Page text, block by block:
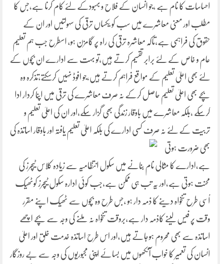
احساسات کا نام ہے ،جو انسان کے فلاح و بہبودکے لئے کام کرنا ہے،جس کا
مطلب اور معنی معاشرے میں سب کو یکساں ترقی کی سہولتیں اور ان کے
حقوق کی فراہمی ہے،تاکہ معاشرہترقی کی راہ پر گامزن ہو، اسطرح جب ہم تعلیم
عام و خاص کے لئے برابر تقسیم کرتے ہیں،تو بہت سے ادارے ان بچوں کے
لئے بھی اعلیٰ تعلیم کے مواقع فراہم کرتے ہیں،جو افوڈ نہیں کرسکتے،تذکرہ وہ
بچے بھی اعلیٰ تعلیم حاصل کرکے نہ صرف معاشرے کی ترقی میں اپنا کردار ادا
کرسکے ،بلکہ معاشرے میں باوقار زندگی بھی گزار سکے،اور ان کی اعلیٰ تعلیم و
تربیت کے لئے نہ صرف کسی ادارے کی بلکہ اعلیٰ تعلیم یافتہ اور باوقار اساتذہ کی
بھی ضرورت ہوتی
ہے،ادارے کا مثالی نام بنانے میں سکول انتظامیہ سے زیادہ کلاس ٹیچرز کی
محنت ہوتی ہے،اور یہ تب ہی ممکن ہے،جب کوئی ادارہ سکول ٹیچرز کوٹھیک
اُسی طرح تنخواہ دینے کا ذمہ دار ہو ،جس طرح وہ بچوں سے ٹھیک اپنے مقرر
وقت پر فیس لینے کاذمہ دار ہے،بروقت تنخواہ نہ ملنے کی وجہ سے بچے اچھے
اساتذہ سے بھی محروم ہوجاتے ہیں،اور اس طرح اساتذہ خدمت خلق اور اعلیٰ
انسان کی تعمیر کا خواب آنکھوں میں بسائے اپنی مجبوریوں کی وجہ سے بے روزگار